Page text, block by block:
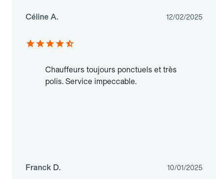
Céline A. 12/02/2025
Chauffeurs toujours ponctuels et très
polis. Service impeccable.
Franck D. 10/01/2025